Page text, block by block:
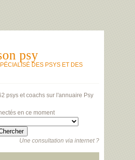
psy
DES PSYS ET DES
psys et coachs sur l'annuaire Psy
en ce moment
Une consultation via internet ?